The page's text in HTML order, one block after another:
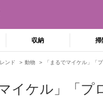
収納 掃
レンド 動物 「まるでマイケル」「
マイケル」「